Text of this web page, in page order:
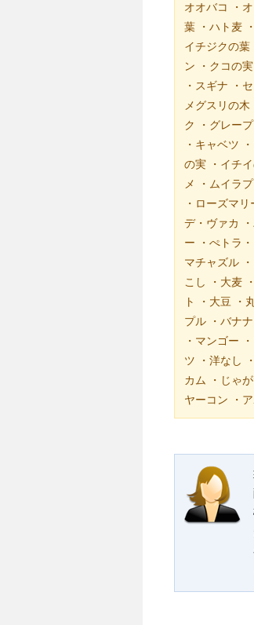
オオバコ ・
葉 ・ハト麦
イチジクの葉
ン ・クコの
・スギナ ・
メグスリの
ク ・グレー
・キャベツ
の実 ・イチ
メ ・ムイラ
・ローズマ
デ・ヴァカ
ー ・ぺトラ
マチャズル
こし ・大麦
ト ・大豆 ・
プル ・バナ
・マンゴー
ツ ・洋なし
カム ・じゃ
ヤーコン ・